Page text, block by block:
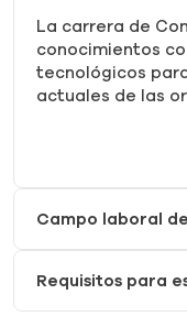
La carrera de
conocimientos
tecnológicos
actuales de las
Campo laboral
Requisitos para